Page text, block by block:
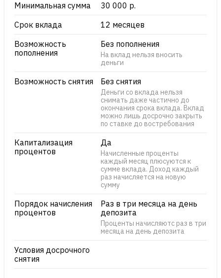
Минимальная сумма
30 000 р.
Срок вклада
12 месяцев
Возможность
пополнения
Без пополнения
На вклад нельзя вносить
деньги
Возможность снятия Без снятия
Деньги со вклада нельзя
снимать даже частично до
окончания срока вклада. Вклад
можно лишь досрочно закрыть
по ставке до востребования
Капитализация
процентов
Да
Начисленные проценты
каждый месяц плюсуются к
сумме вклада. Доход каждый
раз начисляется на новую
сумму
Порядок начисления
процентов
Раз в три месяца на день
депозита
Проценты начисляютс раз в три
месяца на день депозита
Условия досрочного
снятия